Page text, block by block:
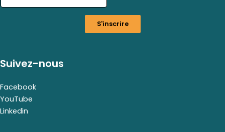
l
E
m
S'inscrire
Suivez-nous
Facebook
YouTube
Linkedin